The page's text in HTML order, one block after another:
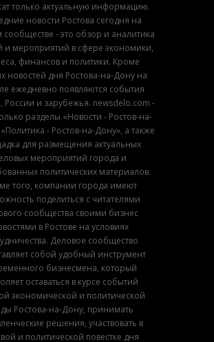
только актуальную информацию.
новости Ростова сегодня на
- это обзор и аналитика
и мероприятий в сфере экономики,
финансов и политики. Кроме
новостей дня Ростова-на-Дону на
ежедневно появляются события
России и зарубежья. newsdelo.com -
разделы «Новости - Ростов-на-
- Ростов-на-Дону», а также
для размещения актуальных
мероприятий города и
политических материалов.
того, компании города имеют
поделиться с читателями
сообщества своими бизнес
в Ростове на условиях
Деловое сообщество
собой удобный инструмент
бизнесмена, который
оставаться в курсе событий
экономической и политической
Ростова-на-Дону, принимать
решения, участвовать в
и политической повестке дня